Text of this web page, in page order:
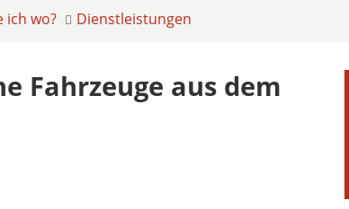
ich wo? Dienstleistungen
Fahrzeuge aus dem